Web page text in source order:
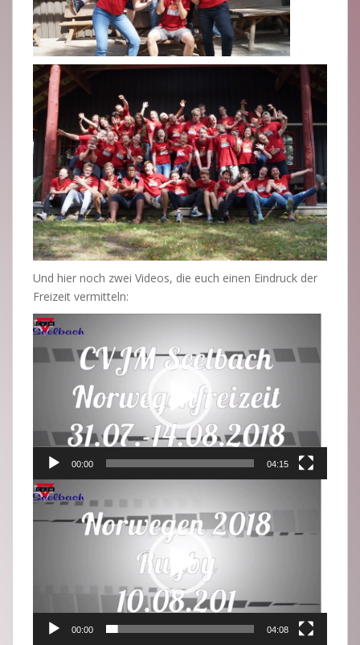
Und hier noch zwei Videos, die euch einen Eindruck der
Freizeit vermitteln:
Video-
Player
00:00 04:15
Video-
Player
00:00 04:08